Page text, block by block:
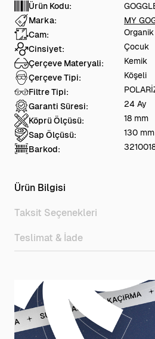
Ürün Kodu:
Marka:
MY
Cam:
Organik
Cinsiyet:
Çocuk
Çerçeve Materyali:
Kemik
Çerçeve Tipi:
Köşeli
Filtre Tipi:
Garanti Süresi:
24 Ay
Köprü Ölçüsü:
18 mm
Sap Ölçüsü:
130 mm
Barkod:
Ürün Bilgisi
Taksit Seçenekleri
Teslimat & İade